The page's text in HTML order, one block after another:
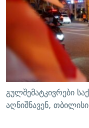
ᲛᲝᲚᲐᲞᲐᲠᲐᲙᲔ
ᲨᲘᲜ - ᲣᲪᲮᲝᲔᲗᲨᲘ
ᲚᲘᲢᲔᲠᲐᲢᲣᲠᲣᲚᲘ
ᲐᲛᲔᲠᲘᲙᲣᲚᲘ
ᲘᲛᲞᲔᲠᲘᲐ ᲓᲐ ᲠᲐᲓᲘᲝ
ᲩᲔᲛᲘ ᲡᲘᲙᲕᲓᲘᲚᲘᲡ
11 ᲬᲔᲚᲘ - 11 ᲐᲛᲑᲐᲕᲘ
ᲡᲐᲞᲐᲠᲚᲐᲛᲔᲜᲢᲝ
ᲑᲐᲕᲨᲕᲔᲑᲘ
5 ᲐᲛᲑᲐᲕᲘ - 20 ᲘᲕᲜᲘᲡᲡ
ᲐᲒᲕᲘᲡᲢᲝᲡ ᲝᲛᲘ
ᲒᲐᲛᲝᲘᲬᲔᲠᲔ
რთე/რთ-ის
გულშემატკივრები
აღნიშნავენ,